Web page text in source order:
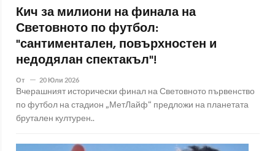
Кич за милиони на финала на
Световното по футбол:
"сантиментален, повърхностен и
недодялан спектакъл"!
От 20 Юли 2026
Вчерашният исторически финал на Световното първенство
по футбол на стадион „МетЛайф“ предложи на планетата
брутален културен..